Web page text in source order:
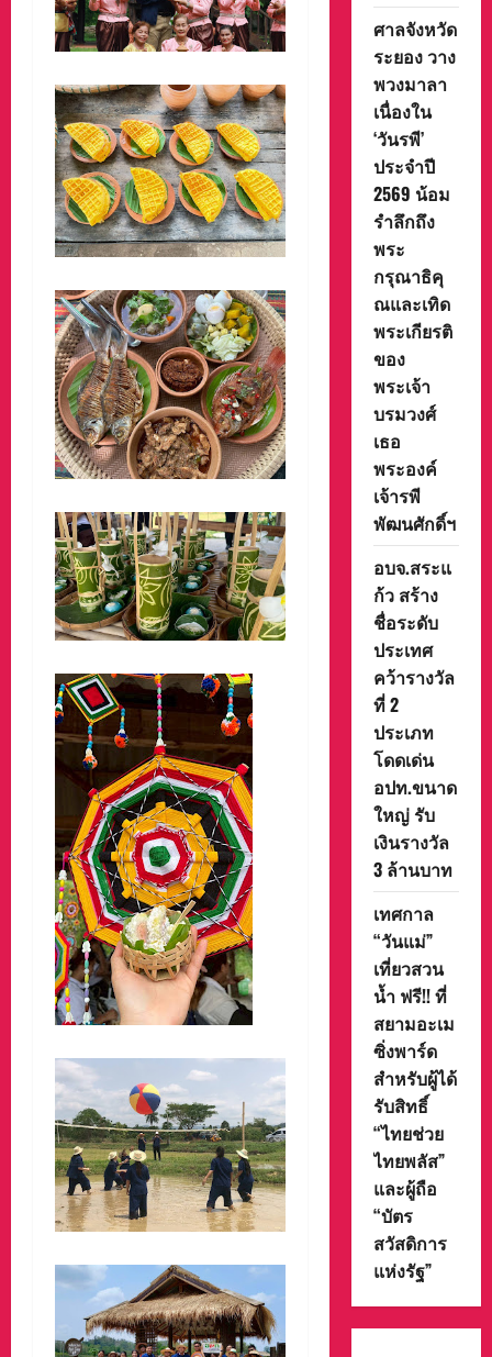
ศาลจังหวัด
ระยอง วาง
พวงมาลา
เนื่องใน
‘วันรพี’
ประจำปี
2569 น้อม
รำลึกถึง
พระ
กรุณาธิคุ
ณและเทิด
พระเกียรติ
ของ
พระเจ้า
บรมวงศ์
เธอ
พระองค์
เจ้ารพี
พัฒนศักดิ์ฯ
อบจ.สระแ
ก้ว สร้าง
ชื่อระดับ
ประเทศ
คว้ารางวัล
ที่ 2
ประเภท
โดดเด่น
อปท.ขนาด
ใหญ่ รับ
เงินรางวัล
3 ล้านบาท
เทศกาล
“วันแม่”
เที่ยวสวน
น้ำ ฟรี!! ที่
สยามอะเม
ซิ่งพาร์ด
สำหรับผู้ได้
รับสิทธิ์
“ไทยช่วย
ไทยพลัส”
และผู้ถือ
“บัตร
สวัสดิการ
แห่งรัฐ”